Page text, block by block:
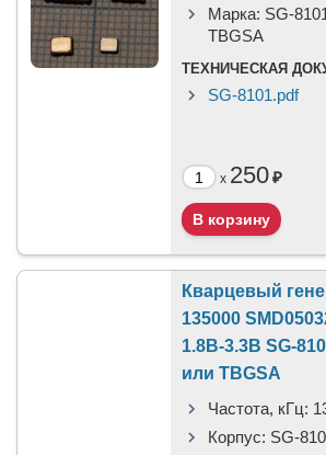
Марка: SG-
TBGSA
ТЕХНИЧЕСКАЯ
SG-8101.pdf
x 250₽
Кварцевый
135000
1.8В-3.3В SG-
или TBGSA
Частота, кГц:
Корпус: SG-